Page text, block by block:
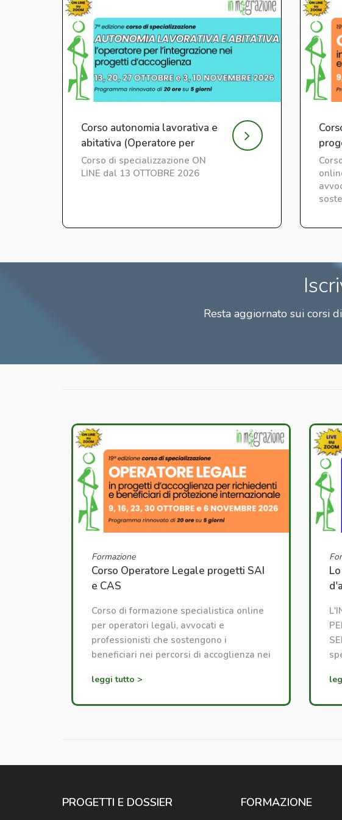
Corso autonomia lavorativa e
abitativa (Operatore per
l'Integrazione) ed. 7
Corso di specializzazione ON
LINE dal 13 OTTOBRE 2026
Resta aggiornato sui corsi
Formazione
Corso Operatore Legale progetti SAI
e CAS
Corso di formazione specialistica online
per operatori legali, avvocati e
professionisti che sostengono i
beneficiari nei percorsi di accoglienza nei
leggi tutto >
PROGETTI E DOSSIER FORMAZIONE